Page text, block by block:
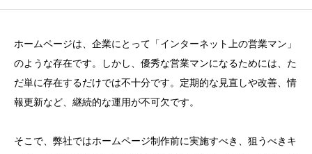
ホームページは、企業にとって「インターネット上の営業マン」
のような存在です。しかし、優秀な営業マンになるためには、た
だ単に存在するだけでは不十分です。定期的な見直しや改善、情
報更新など、継続的な運用が不可欠です。
そこで、弊社ではホームページ制作前に実施すべき、狙うべきキ